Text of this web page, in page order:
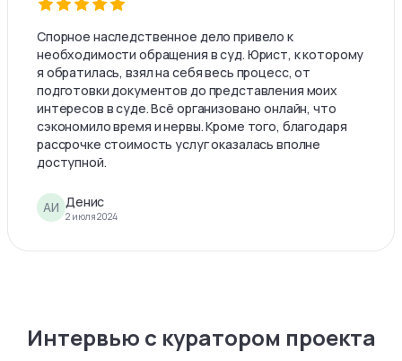
Спорное наследственное дело привело к
необходимости обращения в суд. Юрист, к которому
я обратилась, взял на себя весь процесс, от
подготовки документов до представления моих
интересов в суде. Всё организовано онлайн, что
сэкономило время и нервы. Кроме того, благодаря
рассрочке стоимость услуг оказалась вполне
доступной.
АИ Денис
2 июля 2024
Интервью с куратором проекта